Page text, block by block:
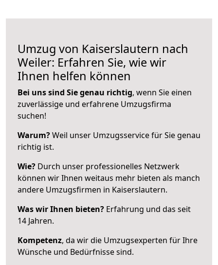
Umzug von Kaiserslautern nach
Weiler: Erfahren Sie, wie wir
Ihnen helfen können
Bei uns sind Sie genau richtig, wenn Sie einen
zuverlässige und erfahrene Umzugsfirma
suchen!
Warum?Weil unser Umzugsservice für Sie genau
richtig ist.
Wie? Durch unser professionelles Netzwerk
können wir Ihnen weitaus mehr bieten als manch
andere Umzugsfirmen in Kaiserslautern.
Was wir Ihnen bieten? Erfahrung und das seit
14 Jahren.
Kompetenz, da wir die Umzugsexperten für Ihre
Wünsche und Bedürfnisse sind.